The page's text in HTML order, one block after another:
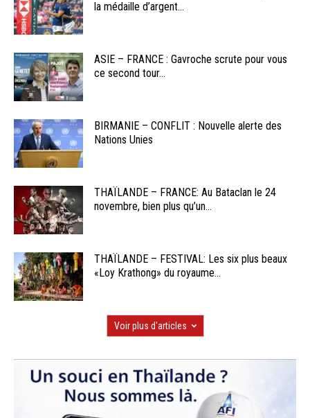
la médaille d’argent...
ASIE – FRANCE : Gavroche scrute pour vous
ce second tour...
BIRMANIE – CONFLIT : Nouvelle alerte des
Nations Unies
THAÏLANDE – FRANCE: Au Bataclan le 24
novembre, bien plus qu’un...
THAÏLANDE – FESTIVAL: Les six plus beaux
«Loy Krathong» du royaume...
Voir plus d'articles